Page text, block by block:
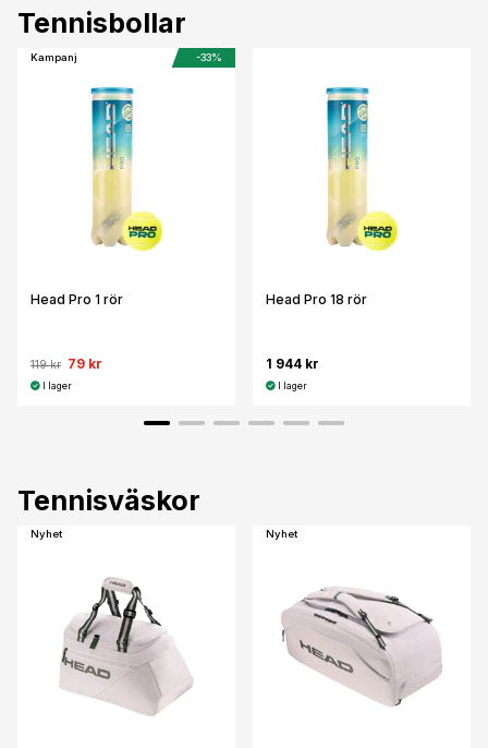
Tennisbollar
Kampanj -33%
Head Pro 1 rör
119 kr 79 kr
I lager
Head Pro 18 rör
1 944 kr
I lager
Tennisväskor
Nyhet Nyhet